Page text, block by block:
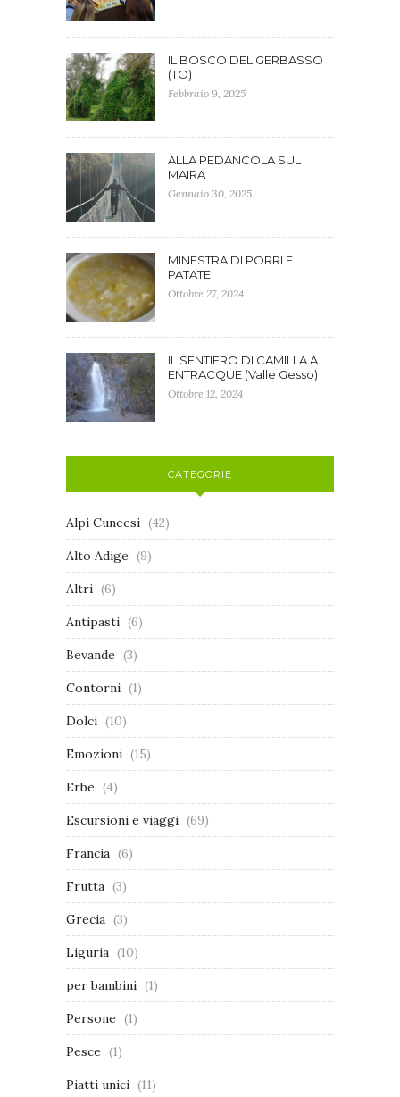
IL BOSCO DEL GERBASSO
(TO)
Febbraio 9, 2025
ALLA PEDANCOLA SUL
MAIRA
Gennaio 30, 2025
MINESTRA DI PORRI E
PATATE
Ottobre 27, 2024
IL SENTIERO DI CAMILLA A
ENTRACQUE (Valle Gesso)
Ottobre 12, 2024
CATEGORIE
Alpi Cuneesi (42)
Alto Adige (9)
Altri (6)
Antipasti (6)
Bevande (3)
Contorni (1)
Dolci (10)
Emozioni (15)
Erbe (4)
Escursioni e viaggi (69)
Francia (6)
Frutta (3)
Grecia (3)
Liguria (10)
per bambini (1)
Persone (1)
Pesce (1)
Piatti unici (11)